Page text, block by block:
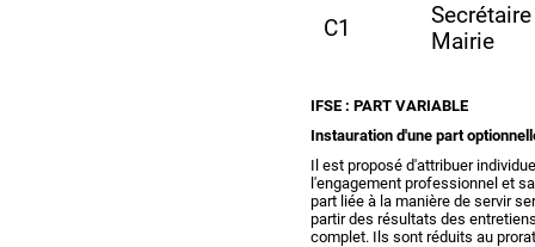
C1
Mairie
IFSE : PART VARIABLE
Instauration d'une part
Il est proposé d'attribuer
l'engagement professionnel et
part liée à la manière de servir
partir des résultats des
complet. Ils sont réduits au